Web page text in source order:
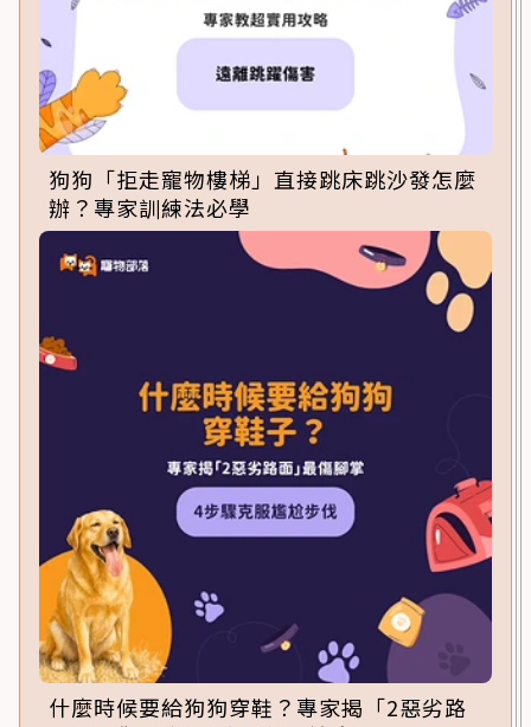
狗狗「拒走寵物樓梯」直接跳床跳沙發怎麼
辦？專家訓練法必學
什麼時候要給狗狗穿鞋？專家揭「2惡劣路